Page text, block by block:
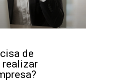
de
realizar